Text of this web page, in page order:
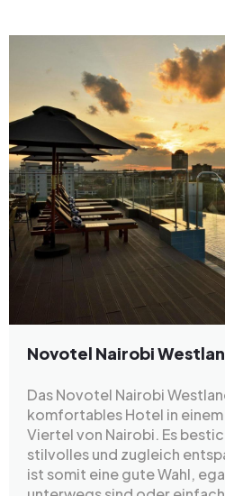
Novotel Nairobi
Das Novotel Nairobi
komfortables Hotel in
Viertel von Nairobi. Es
stilvolles und zugleich
ist somit eine gute Wahl,